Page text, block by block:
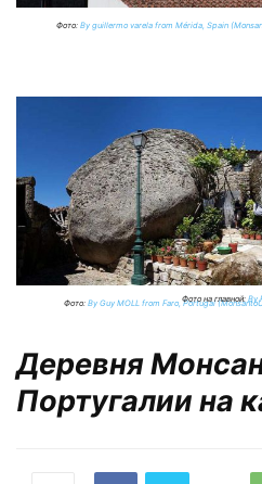
Фото: By guillermo varela from Mérida, Spain
Фото: By Guy MOLL from Faro, Portugal
Фото на главной: By
Деревня
Португалии на